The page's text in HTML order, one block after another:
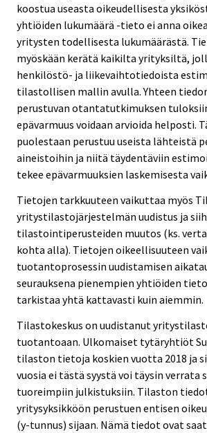
koostua useasta oikeudellisesta
yhtiöiden lukumäärä -tieto ei anna
yritysten todellisesta lukumäärästä.
myöskään kerätä kaikilta yrityksiltä,
henkilöstö- ja liikevaihtotiedoista
tilastollisen mallin avulla. Yhteen
perustuvan otantatutkimuksen
epävarmuus voidaan arvioida helposti.
puolestaan perustuu useista lähteistä
aineistoihin ja niitä täydentäviin
tekee epävarmuuksien laskemisesta
Tietojen tarkkuuteen vaikuttaa myös
yritystilastojärjestelmän uudistus ja
tilastointiperusteiden muutos (ks.
kohta alla). Tietojen oikeellisuuteen
tuotantoprosessin uudistamisen
seurauksena pienempien yhtiöiden
tarkistaa yhtä kattavasti kuin aiemmin.
Tilastokeskus on uudistanut
tuotantoaan. Ulkomaiset tytäryhtiöt
tilaston tietoja koskien vuotta 2018 ja
vuosia ei tästä syystä voi täysin verrata
tuoreimpiin julkistuksiin. Tilaston
yritysyksikköön perustuen entisen
(y-tunnus) sijaan. Nämä tiedot ovat